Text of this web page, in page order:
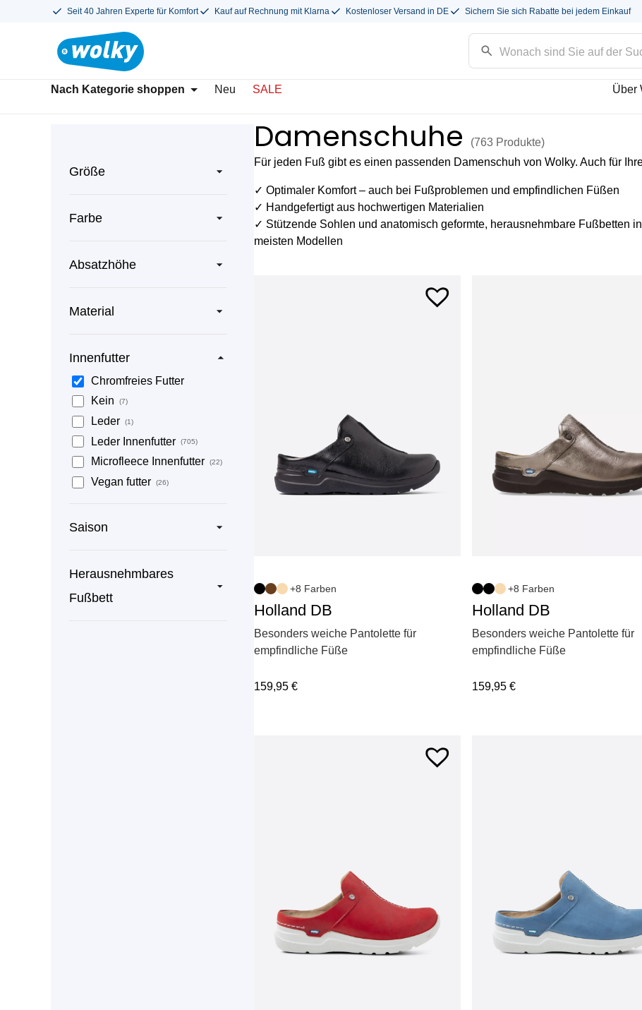
Seit 40 Jahren Experte für Komfort Kauf auf Rechnung mit Klarna Kostenloser Versand in DE Sichern Sie sich Rabatte bei jedem Einkauf
Nach Kategorie shoppen Neu SALE Über
Größe
Farbe
Absatzhöhe
Material
Innenfutter
Chromfreies Futter
Kein
(7)
Leder (1)
Leder Innenfutter (705)
Microfleece Innenfutter (22)
Vegan futter (26)
Saison
Herausnehmbares
Fußbett
Damenschuhe (763 Produkte)
Für jeden Fuß gibt es einen passenden Damenschuh von Wolky. Auch für
✓ Optimaler Komfort – auch bei Fußproblemen und empfindlichen Füßen
✓ Handgefertigt aus hochwertigen Materialien
✓ Stützende Sohlen und anatomisch geformte, herausnehmbare Fußbetten
meisten Modellen
+8 Farben
Holland DB
Besonders weiche Pantolette für
empfindliche Füße
159,95 €
+8 Farben
Holland DB
Besonders weiche Pantolette für
empfindliche Füße
159,95€